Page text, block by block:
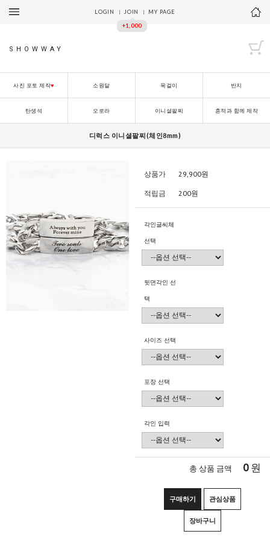
LOGIN JOIN
+1,000
MY PAGE
SHOWWAY
사진 포토 제작♥ 소원달 목걸이 반지
탄생석 오로라 이니셜팔찌 흔적과 함께 제작
디럭스 이니셜팔찌(체인8mm)
상품가 29,900원
적립금 200원
각인글씨체
선택
뒷면각인 선
택
사이즈 선택
포장 선택
각인 입력
총 상품 금액 0원
구매하기 관심상품
장바구니